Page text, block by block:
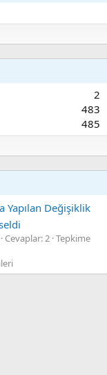
2
483
485
Yapılan Değişiklik
Cevaplar: 2 Tepkime